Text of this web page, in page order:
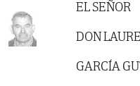
EL SEÑOR
DON
GARCÍA